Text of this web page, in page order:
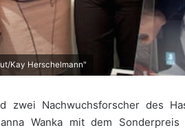
Kay Herschelmann"
zwei Nachwuchsforscher des
Wanka mit dem